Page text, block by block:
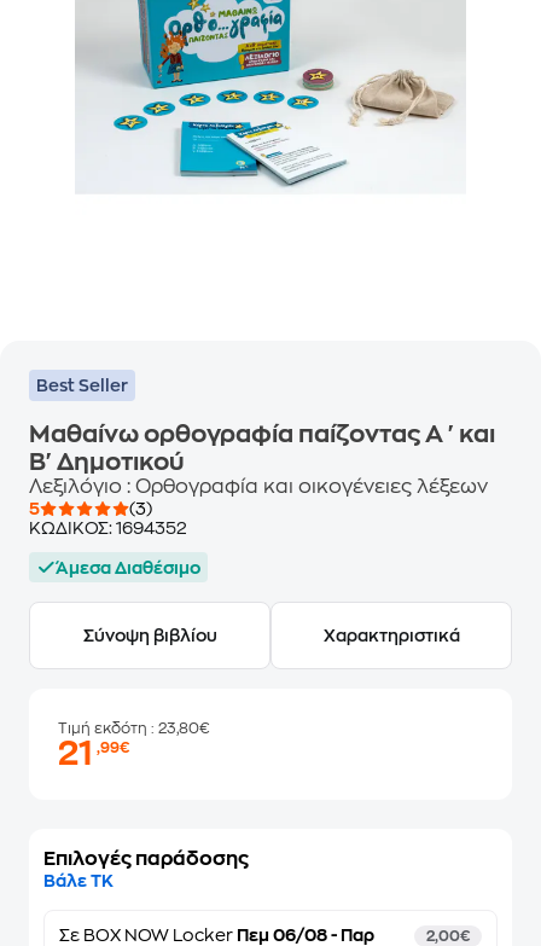
Best Seller
Μαθαίνω ορθογραφία παίζοντας Α ' και
Β' Δημοτικού
Λεξιλόγιο : Ορθογραφία και οικογένειες λέξεων
5
(3)
ΚΩΔΙΚΟΣ: 1694352
Άμεσα Διαθέσιμο
Σύνοψη βιβλίου Χαρακτηριστικά
Τιμή εκδότη : 23,80€
21,99€
Επιλογές παράδοσης
Βάλε ΤΚ
Σε BOX NOW Locker Πεμ 06/08 - Παρ
2,00€